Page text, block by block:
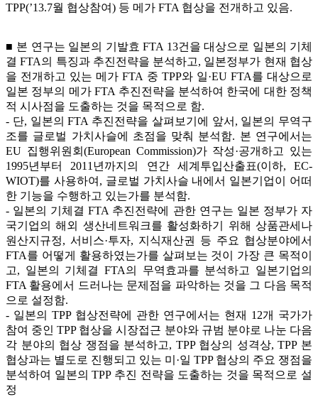
TPP(’13.7월 협상참여) 등 메가 FTA 협상을 전개하고 있음.
■ 본 연구는 일본의 기발효 FTA 13건을 대상으로 일본의 기체
결 FTA의 특징과 추진전략을 분석하고, 일본정부가 현재 협상
을 전개하고 있는 메가 FTA 중 TPP와 일·EU FTA를 대상으로
일본 정부의 메가 FTA 추진전략을 분석하여 한국에 대한 정책
적 시사점을 도출하는 것을 목적으로 함.
- 단, 일본의 FTA 추진전략을 살펴보기에 앞서, 일본의 무역구
조를 글로벌 가치사슬에 초점을 맞춰 분석함. 본 연구에서는
EU 집행위원회(European Commission)가 작성·공개하고 있는
1995년부터 2011년까지의 연간 세계투입산출표(이하, EC-
WIOT)를 사용하여, 글로벌 가치사슬 내에서 일본기업이 어떠
한 기능을 수행하고 있는가를 분석함.
- 일본의 기체결 FTA 추진전략에 관한 연구는 일본 정부가 자
국기업의 해외 생산네트워크를 활성화하기 위해 상품관세나
원산지규정, 서비스·투자, 지식재산권 등 주요 협상분야에서
FTA를 어떻게 활용하였는가를 살펴보는 것이 가장 큰 목적이
고, 일본의 기체결 FTA의 무역효과를 분석하고 일본기업의
FTA 활용에서 드러나는 문제점을 파악하는 것을 그 다음 목적
으로 설정함.
- 일본의 TPP 협상전략에 관한 연구에서는 현재 12개 국가가
참여 중인 TPP 협상을 시장접근 분야와 규범 분야로 나눈 다음
각 분야의 협상 쟁점을 분석하고, TPP 협상의 성격상, TPP 본
협상과는 별도로 진행되고 있는 미·일 TPP 협상의 주요 쟁점을
분석하여 일본의 TPP 추진 전략을 도출하는 것을 목적으로 설
정